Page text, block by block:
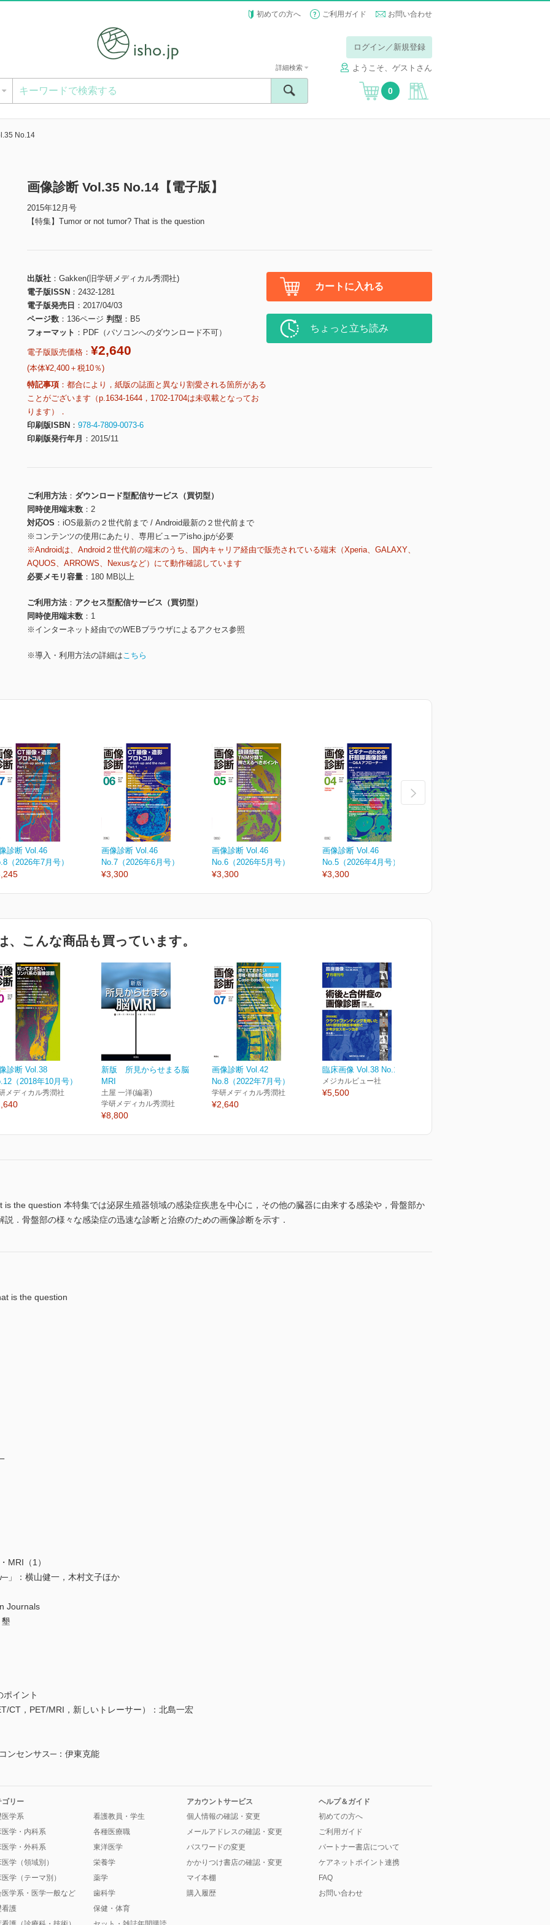
初めての方へ ご利用ガイド お問い合わせ
ログイン／新規登録
ようこそ、ゲストさん
詳細検索
0
No.14
画像診断 Vol.35 No.14【電子版】
2015年12月号
【特集】Tumor or not tumor? That is the question
出版社
Gakken(旧学研メディカル秀潤社)
電子版ISSN
2432-1281
電子版発売日
2017/04/03
ページ数
136ページ 判型
B5
フォーマット
PDF（パソコンへのダウンロード不可）
電子版販売価格： ¥2,640
(本体¥2,400＋税10％)
特記事項
都合により，紙版の誌面と異なり割愛される箇所がある
ことがございます（p.1634-1644，1702-1704は未収載となってお
ります）．
印刷版ISBN
978-4-7809-0073-6
印刷版発行年月
2015/11
カートに入れる
ちょっと立ち読み
ご利用方法
ダウンロード型配信サービス（買切型）
同時使用端末数
2
対応OS
iOS最新の２世代前まで / Android最新の２世代前まで
※コンテンツの使用にあたり、専用ビューアisho.jpが必要
※Androidは、Android２世代前の端末のうち、国内キャリア経由で販売されている端末（Xperia、GALAXY、
AQUOS、ARROWS、Nexusなど）にて動作確認しています
必要メモリ容量
180 MB以上
ご利用方法
アクセス型配信サービス（買切型）
同時使用端末数
1
※インターネット経由でのWEBブラウザによるアクセス参照
※導入・利用方法の詳細はこちら
診断 Vol.46
（2026年7月号）
画像診断 Vol.46
No.7（2026年6月号）
¥3,300
画像診断 Vol.46
No.6（2026年5月号）
¥3,300
画像診断 Vol.46
No.5（2026年4月号）
¥3,300
、こんな商品も買っています。
診断 Vol.38
（2018年10月号）
メディカル秀潤社
新版 所見からせまる脳
MRI
土屋 一洋(編著)
学研メディカル秀潤社
¥8,800
画像診断 Vol.42
No.8（2022年7月号）
学研メディカル秀潤社
¥2,640
臨床画像 Vol.38 No.13
メジカルビュー社
¥5,500
the question 本特集では泌尿生殖器領域の感染症疾患を中心に，その他の臓器に由来する感染や，骨盤部か
．骨盤部の様々な感染症の迅速な診断と治療のための画像診断を示す．
is the question
MRI（1）
」：横山健一，木村文子ほか
Journals
イント
CT，PET/MRI，新しいトレーサー）：北島一宏
ンセンサス─：伊東克能
ゴリー
医学系
医学・内科系
医学・外科系
学（領域別）
学（テーマ別）
医学系・医学一般など
看護
看護教員・学生
各種医療職
東洋医学
栄養学
薬学
歯科学
保健・体育
アカウントサービス
個人情報の確認・変更
メールアドレスの確認・変更
パスワードの変更
かかりつけ書店の確認・変更
マイ本棚
購入履歴
ヘルプ＆ガイド
初めての方へ
ご利用ガイド
パートナー書店について
ケアネットポイント連携
FAQ
お問い合わせ